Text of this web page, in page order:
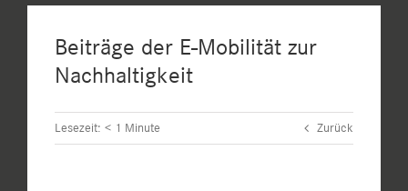
Beiträge der E-Mobilität zur
Nachhaltigkeit
Lesezeit: < 1 Minute Zurück